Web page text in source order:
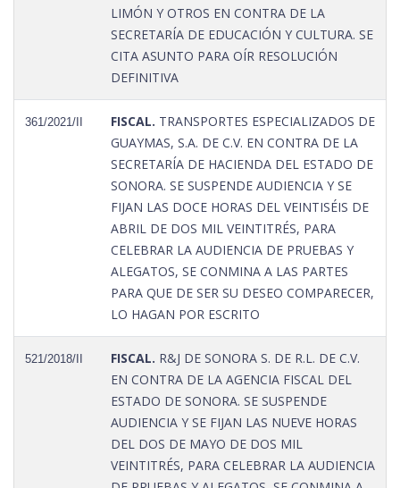
LIMÓN Y OTROS EN CONTRA DE LA
SECRETARÍA DE EDUCACIÓN Y CULTURA. SE
CITA ASUNTO PARA OÍR RESOLUCIÓN
DEFINITIVA
361/2021/II FISCAL. TRANSPORTES ESPECIALIZADOS DE
GUAYMAS, S.A. DE C.V. EN CONTRA DE LA
SECRETARÍA DE HACIENDA DEL ESTADO DE
SONORA. SE SUSPENDE AUDIENCIA Y SE
FIJAN LAS DOCE HORAS DEL VEINTISÉIS DE
ABRIL DE DOS MIL VEINTITRÉS, PARA
CELEBRAR LA AUDIENCIA DE PRUEBAS Y
ALEGATOS, SE CONMINA A LAS PARTES
PARA QUE DE SER SU DESEO COMPARECER,
LO HAGAN POR ESCRITO
521/2018/II FISCAL. R&J DE SONORA S. DE R.L. DE C.V.
EN CONTRA DE LA AGENCIA FISCAL DEL
ESTADO DE SONORA. SE SUSPENDE
AUDIENCIA Y SE FIJAN LAS NUEVE HORAS
DEL DOS DE MAYO DE DOS MIL
VEINTITRÉS, PARA CELEBRAR LA AUDIENCIA